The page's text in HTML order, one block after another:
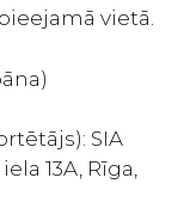
vietā.
SIA
13A, Rīga,